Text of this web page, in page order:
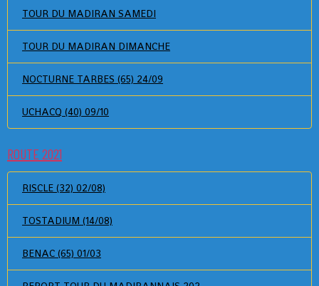
TOUR DU MADIRAN SAMEDI
TOUR DU MADIRAN DIMANCHE
NOCTURNE TARBES (65) 24/09
UCHACQ (40) 09/10
ROUTE 2021
RISCLE (32) 02/08)
TOSTADIUM (14/08)
BENAC (65) 01/03